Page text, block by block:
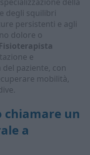
degli squilibri
persistenti e agli
dolore o
Fisioterapista
e
paziente, con
mobilità,
chiamare un
a